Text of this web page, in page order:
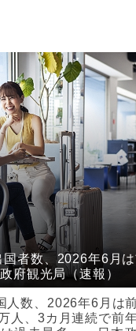
国者数、2026年6月
観光局（速報）
人数、2026年6月は
人、3カ月連続で前